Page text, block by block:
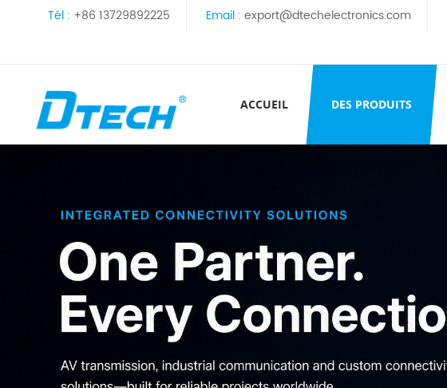
Tél : +86 13729892225 Email : export@dtechelectronics.com
ACCUEIL DES PRODUITS